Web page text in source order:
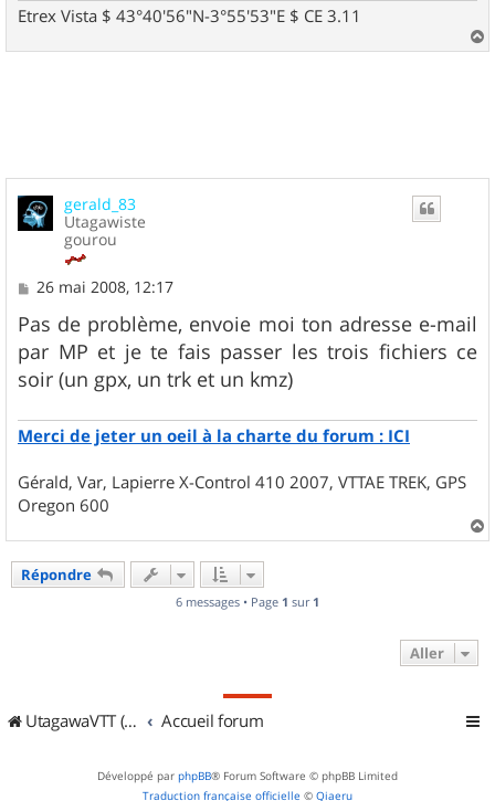
Etrex Vista $ 43°40'56"N-3°55'53"E $ CE 3.11
a
gerald_83
Utagawiste
gourou
M
s
s
a
g
e
26 mai 2008, 12:17
Pas de problème, envoie moi ton adresse e-mail
par MP et je te fais passer les trois fichiers ce
soir (un gpx, un trk et un kmz)
Merci de jeter un oeil à la charte du forum : ICI
Gérald, Var, Lapierre X-Control 410 2007, VTTAE TREK, GPS
Oregon 600
a
Répondre
6 messages • Page 1 sur 1
Aller
UtagawaVTT (Randos VTT et VTTAE avec traces GPS) Accueil forum
Développé par phpBB® Forum Software © phpBB Limited
Traduction française officielle © Qiaeru